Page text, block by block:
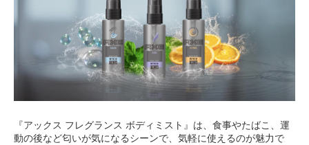
『アックス フレグランス ボディミスト』は、食事やたばこ、運
動の後など匂いが気になるシーンで、気軽に使えるのが魅力で